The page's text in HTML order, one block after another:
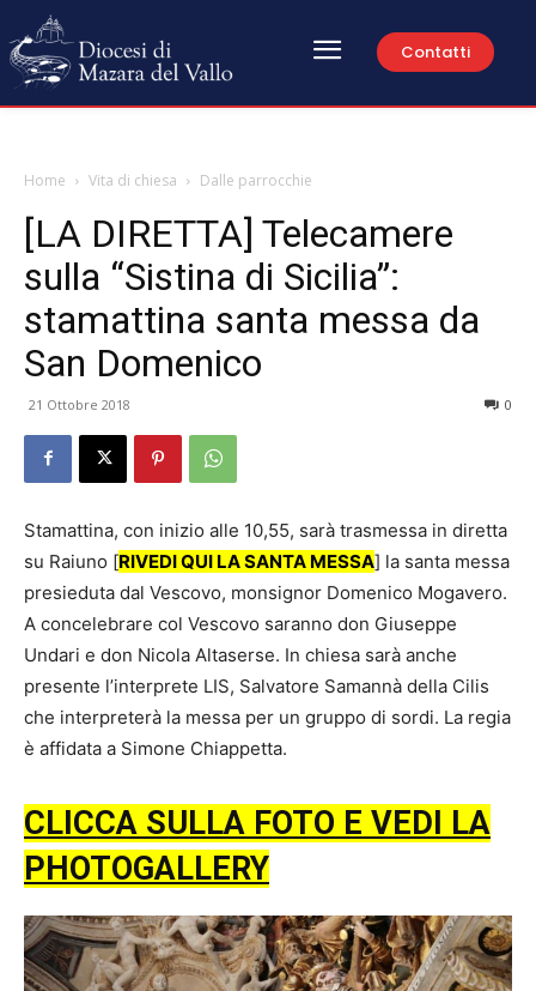
Contatti
Home Vita di chiesa Dalle parrocchie
[LA DIRETTA] Telecamere
sulla “Sistina di Sicilia”:
stamattina santa messa da
San Domenico
21 Ottobre 2018 0
Stamattina, con inizio alle 10,55, sarà trasmessa in diretta
su Raiuno [RIVEDI QUI LA SANTA MESSA] la santa messa
presieduta dal Vescovo, monsignor Domenico Mogavero.
A concelebrare col Vescovo saranno don Giuseppe
Undari e don Nicola Altaserse. In chiesa sarà anche
presente l’interprete LIS, Salvatore Samannà della Cilis
che interpreterà la messa per un gruppo di sordi. La regia
è affidata a Simone Chiappetta.
CLICCA SULLA FOTO E VEDI LA
PHOTOGALLERY